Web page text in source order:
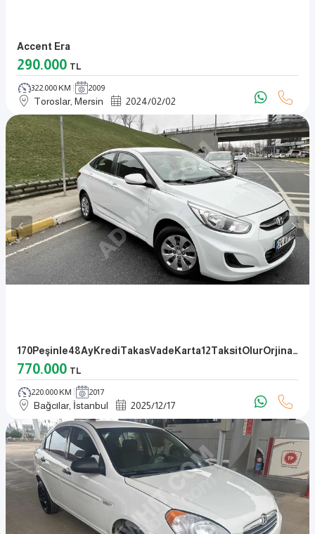
Accent Era
290.000 TL
322.000 KM 2009
Toroslar, Mersin 2024/02/02
170Peşinle48AyKrediTakasVadeKarta12TaksitOlurOrjinalOtomatikFul
770.000 TL
220.000 KM 2017
Bağcılar, İstanbul 2025/12/17